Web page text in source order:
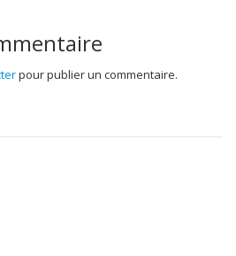
pour publier un commentaire.